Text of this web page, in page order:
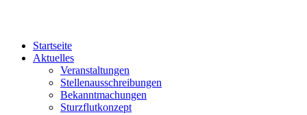
Startseite
Aktuelles
Veranstaltungen
Stellenausschreibungen
Bekanntmachungen
Sturzflutkonzept